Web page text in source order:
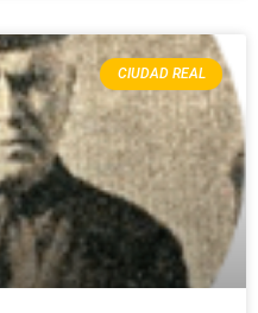
CIUDAD REAL